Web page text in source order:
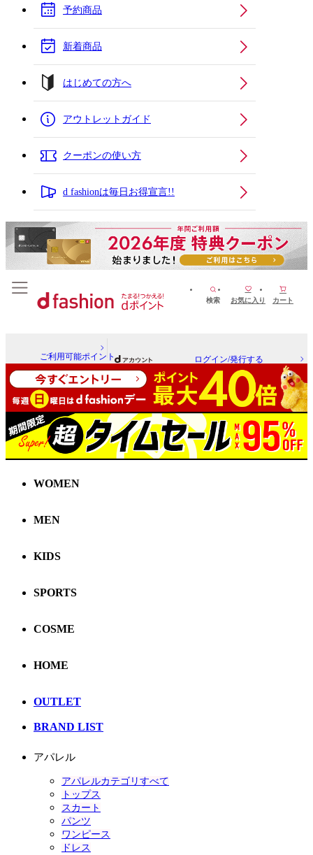
予約商品
新着商品
はじめての方へ
アウトレットガイド
クーポンの使い方
d fashionは毎日お得宣言!!
検索 お気に入り カート
ご利用可能ポイント ログイン/発行する
WOMEN
MEN
KIDS
SPORTS
COSME
HOME
OUTLET
BRAND LIST
アパレル
アパレルカテゴリすべて
トップス
スカート
パンツ
ワンピース
ドレス